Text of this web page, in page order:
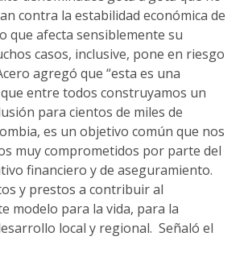
contra la estabilidad económica de
que afecta sensiblemente su
casos, inclusive, pone en riesgo
agregó que “esta es una
entre todos construyamos un
para cientos de miles de
es un objetivo común que nos
muy comprometidos por parte del
financiero y de aseguramiento.
y prestos a contribuir al
modelo para la vida, para la
local y regional. Señaló el